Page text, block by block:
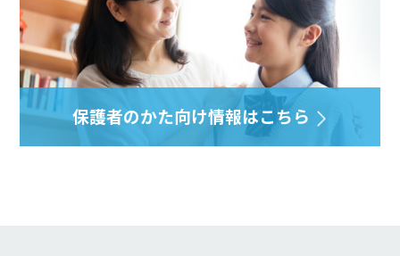
保護者のかた向け情報はこちら